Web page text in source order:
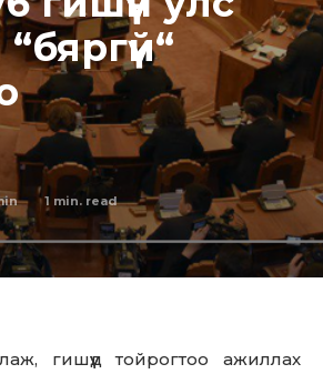
1 min. read
гишүүд тойрогтоо ажиллах